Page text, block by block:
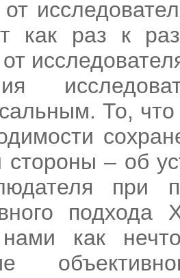
от
как раз к
от
То,
стороны – об
при
как